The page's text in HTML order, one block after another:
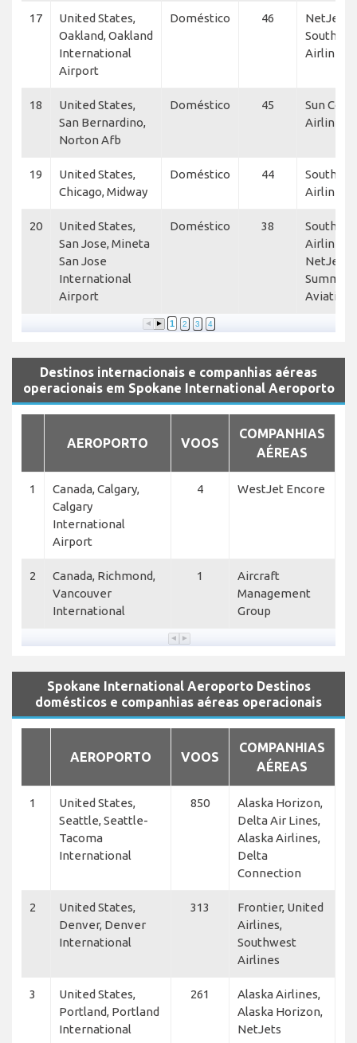
17
United States,
Oakland, Oakland
International
Airport
Doméstico 46
NetJets,
Airlines
18
United States,
San Bernardino,
Norton Afb
Doméstico 45
Sun
Airlines
19
United States,
Chicago, Midway
Doméstico 44
Airlines
20
United States,
San Jose, Mineta
San Jose
International
Airport
Doméstico 38
Airlines,
NetJets,
Summit
Aviation
1 2 3 4
Destinos internacionais e companhias aéreas
operacionais em Spokane International Aeroporto
AEROPORTO VOOS
COMPANHIAS
AÉREAS
1
Canada, Calgary,
Calgary
International
Airport
4 WestJet Encore
2
Canada, Richmond,
Vancouver
International
1
Aircraft
Management
Group
Spokane International Aeroporto Destinos
domésticos e companhias aéreas operacionais
AEROPORTO VOOS
COMPANHIAS
AÉREAS
1
United States,
Seattle, Seattle-
Tacoma
International
850
Alaska Horizon,
Delta Air Lines,
Alaska Airlines,
Delta
Connection
2
United States,
Denver, Denver
International
313
Frontier, United
Airlines,
Southwest
Airlines
3
United States,
Portland, Portland
International
261
Alaska Airlines,
Alaska Horizon,
NetJets